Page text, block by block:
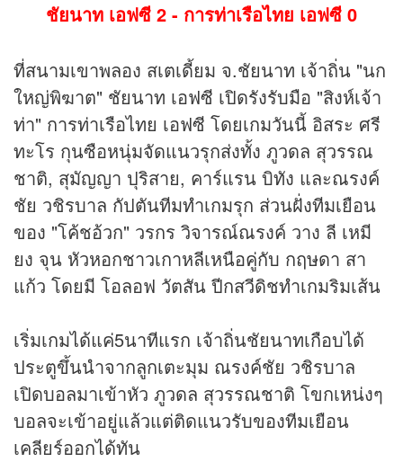
ชัยนาท เอฟซี 2 - การท่าเรือไทย เอฟซี 0
ที่สนามเขาพลอง สเตเดี้ยม จ.ชัยนาท เจ้าถิ่น "นก
ใหญ่พิฆาต" ชัยนาท เอฟซี เปิดรังรับมือ "สิงห์เจ้า
ท่า" การท่าเรือไทย เอฟซี โดยเกมวันนี้ อิสระ ศรี
ทะโร กุนซือหนุ่มจัดแนวรุกส่งทั้ง ภูวดล สุวรรณ
ชาติ, สุมัญญา ปุริสาย, คาร์แรน บิทัง และณรงค์
ชัย วชิรบาล กัปตันทีมทำเกมรุก ส่วนฝั่งทีมเยือน
ของ "โค้ชอ้วก" วรกร วิจารณ์ณรงค์ วาง ลี เหมี
ยง จุน หัวหอกชาวเกาหลีเหนือคู่กับ กฤษดา สา
แก้ว โดยมี โอลอฟ วัตสัน ปีกสวีดิชทำเกมริมเส้น
เริ่มเกมได้แค่5นาทีแรก เจ้าถิ่นชัยนาทเกือบได้
ประตูขึ้นนำจากลูกเตะมุม ณรงค์ชัย วชิรบาล
เปิดบอลมาเข้าหัว ภูวดล สุวรรณชาติ โขกเหน่งๆ
บอลจะเข้าอยู่แล้วแต่ติดแนวรับของทีมเยือน
เคลียร์ออกได้ทัน